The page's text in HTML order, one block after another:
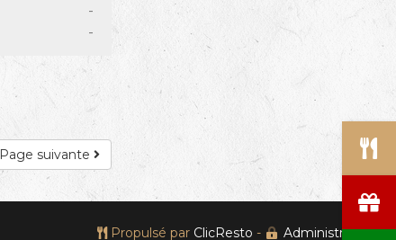
-
-
Page suivante
Propulsé par ClicResto - Administration